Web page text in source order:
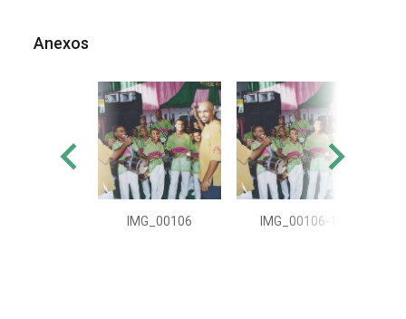
Anexos
IMG_00106 IMG_00106-1